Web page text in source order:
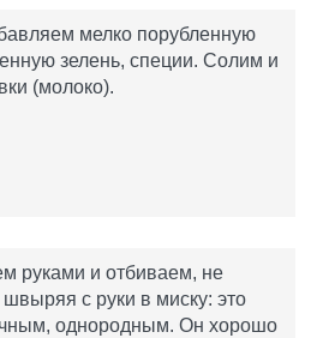
мелко порубленную
зелень, специи. Солим и
(молоко).
руками и отбиваем, не
с руки в миску: это
однородным. Он хорошо